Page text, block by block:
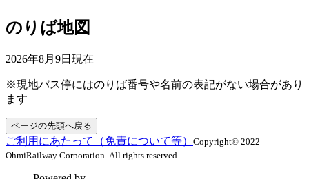
のりば地図
2026年8月9日 現在
※現地バス停にはのりば番号や名前の表記がない場合があり
ます
ページの先頭へ戻る
ご利用にあたって（免責について等） Copyright© 2022
OhmiRailway Corporation. All rights reserved.